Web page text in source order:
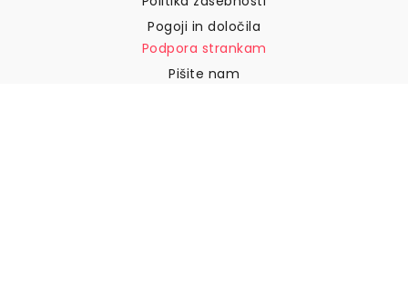
Pogoji in določila
Podpora strankam
Pišite nam